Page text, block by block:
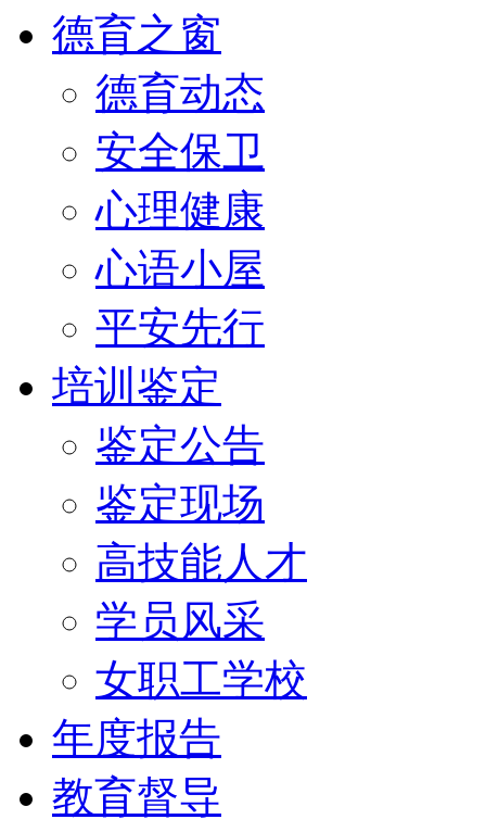
德育之窗
德育动态
安全保卫
心理健康
心语小屋
平安先行
培训鉴定
鉴定公告
鉴定现场
高技能人才
学员风采
女职工学校
年度报告
教育督导